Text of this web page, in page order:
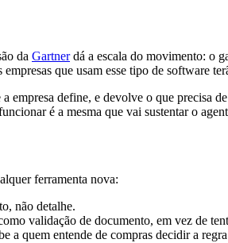
da Gartnerdá a escala do movimento: o
que usam esse tipo de software
define, e devolve o que precisa
é a mesma que vai sustentar o
ferramenta nova:
não detalhe.
validação de documento, em vez de
quem entende de compras decidir a